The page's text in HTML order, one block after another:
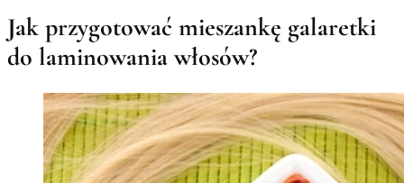
Jak przygotować mieszankę galaretki
do laminowania włosów?